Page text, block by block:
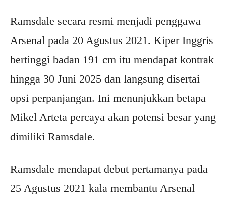
Ramsdale secara resmi menjadi penggawa
Arsenal pada 20 Agustus 2021. Kiper Inggris
bertinggi badan 191 cm itu mendapat kontrak
hingga 30 Juni 2025 dan langsung disertai
opsi perpanjangan. Ini menunjukkan betapa
Mikel Arteta percaya akan potensi besar yang
dimiliki Ramsdale.
Ramsdale mendapat debut pertamanya pada
25 Agustus 2021 kala membantu Arsenal